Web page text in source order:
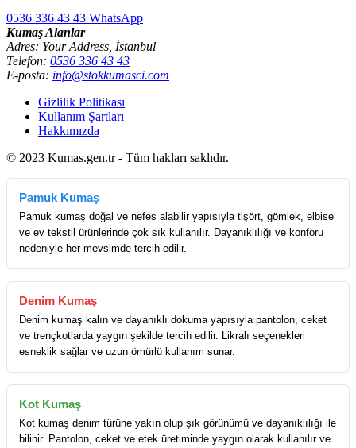
0536 336 43 43 WhatsApp
Kumaş Alanlar
Adres: Your Address, İstanbul
Telefon: 0536 336 43 43
E-posta: info@stokkumasci.com
Gizlilik Politikası
Kullanım Şartları
Hakkımızda
© 2023 Kumas.gen.tr - Tüm hakları saklıdır.
Pamuk Kumaş
Pamuk kumaş doğal ve nefes alabilir yapısıyla tişört, gömlek, elbise
ve ev tekstil ürünlerinde çok sık kullanılır. Dayanıklılığı ve konforu
nedeniyle her mevsimde tercih edilir.
Denim Kumaş
Denim kumaş kalın ve dayanıklı dokuma yapısıyla pantolon, ceket
ve trençkotlarda yaygın şekilde tercih edilir. Likralı seçenekleri
esneklik sağlar ve uzun ömürlü kullanım sunar.
Kot Kumaş
Kot kumaş denim türüne yakın olup şık görünümü ve dayanıklılığı ile
bilinir. Pantolon, ceket ve etek üretiminde yaygın olarak kullanılır ve